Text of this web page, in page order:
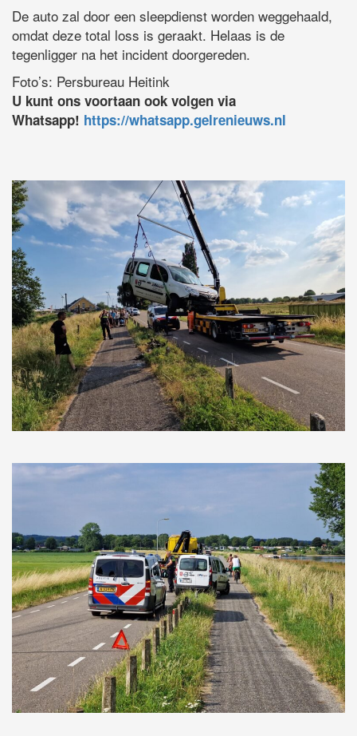
De auto zal door een sleepdienst worden weggehaald,
omdat deze total loss is geraakt. Helaas is de
tegenligger na het incident doorgereden.
Foto’s: Persbureau Heitink
U kunt ons voortaan ook volgen via
Whatsapp! https://whatsapp.gelrenieuws.nl